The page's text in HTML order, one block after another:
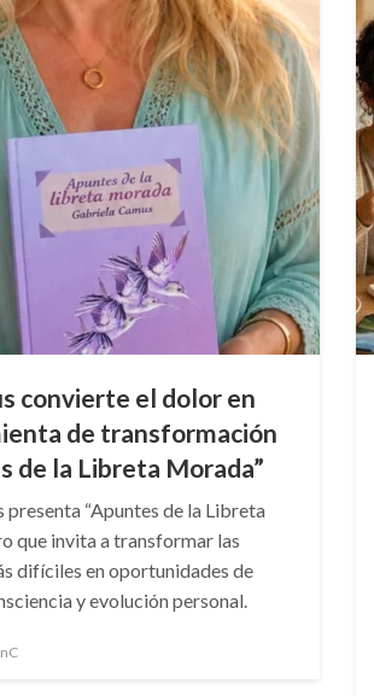
convierte el dolor en
de transformación
de la Libreta Morada”
presenta “Apuntes de la Libreta
que invita a transformar las
difíciles en oportunidades de
y evolución personal.